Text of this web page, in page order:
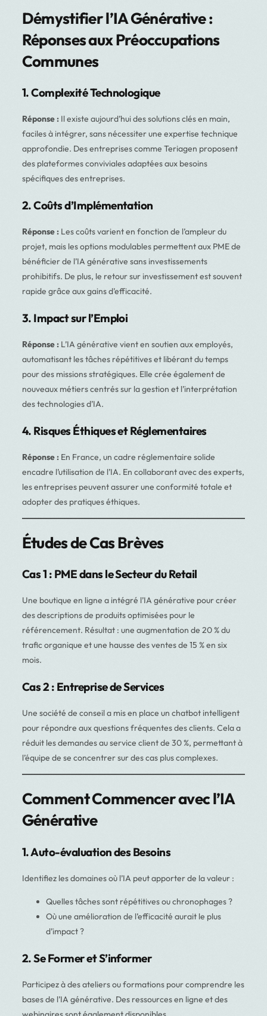
Démystifier l’IA Générative :
Réponses aux Préoccupations
Communes
1. Complexité Technologique
Réponse :Il existe aujourd’hui des solutions clés en main,
faciles à intégrer, sans nécessiter une expertise technique
approfondie. Des entreprises comme Teriagen proposent
des plateformes conviviales adaptées aux besoins
spécifiques des entreprises.
2. Coûts d’Implémentation
Réponse :Les coûts varient en fonction de l’ampleur du
projet, mais les options modulables permettent aux PME de
bénéficier de l’IA générative sans investissements
prohibitifs. De plus, le retour sur investissement est souvent
rapide grâce aux gains d’efficacité.
3. Impact sur l’Emploi
Réponse :L’IA générative vient en soutien aux employés,
automatisant les tâches répétitives et libérant du temps
pour des missions stratégiques. Elle crée également de
nouveaux métiers centrés sur la gestion et l’interprétation
des technologies d’IA.
4. Risques Éthiques et Réglementaires
Réponse :En France, un cadre réglementaire solide
encadre l’utilisation de l’IA. En collaborant avec des experts,
les entreprises peuvent assurer une conformité totale et
adopter des pratiques éthiques.
Études de Cas Brèves
Cas 1 : PME dans le Secteur du Retail
Une boutique en ligne a intégré l’IA générative pour créer
des descriptions de produits optimisées pour le
référencement. Résultat : une augmentation de 20 % du
trafic organique et une hausse des ventes de 15 % en six
mois.
Cas 2 : Entreprise de Services
Une société de conseil a mis en place un chatbot intelligent
pour répondre aux questions fréquentes des clients. Cela a
réduit les demandes au service client de 30 %, permettant à
l’équipe de se concentrer sur des cas plus complexes.
Comment Commencer avec l’IA
Générative
1. Auto-évaluation des Besoins
Identifiez les domaines où l’IA peut apporter de la valeur :
Quelles tâches sont répétitives ou chronophages ?
Où une amélioration de l’efficacité aurait le plus
d’impact ?
2. Se Former et S’informer
Participez à des ateliers ou formations pour comprendre les
bases de l’IA générative. Des ressources en ligne et des